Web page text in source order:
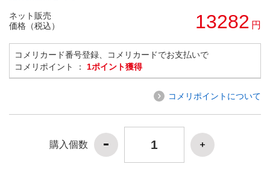
ネット販売
価格（税込）
13282 円
コメリカード番号登録、コメリカードでお支払いで
コメリポイント ： 1ポイント獲得
コメリポイントについて
購入個数